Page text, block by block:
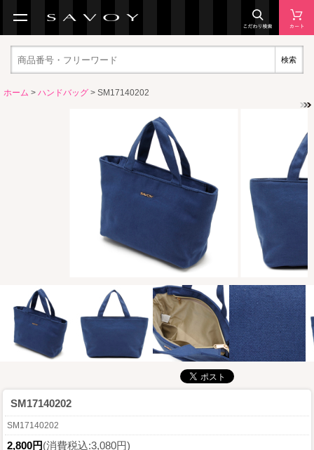
検索
ホーム > ハンドバッグ > SM17140202
SM17140202
SM17140202
2,800円(消費税込:3,080円)